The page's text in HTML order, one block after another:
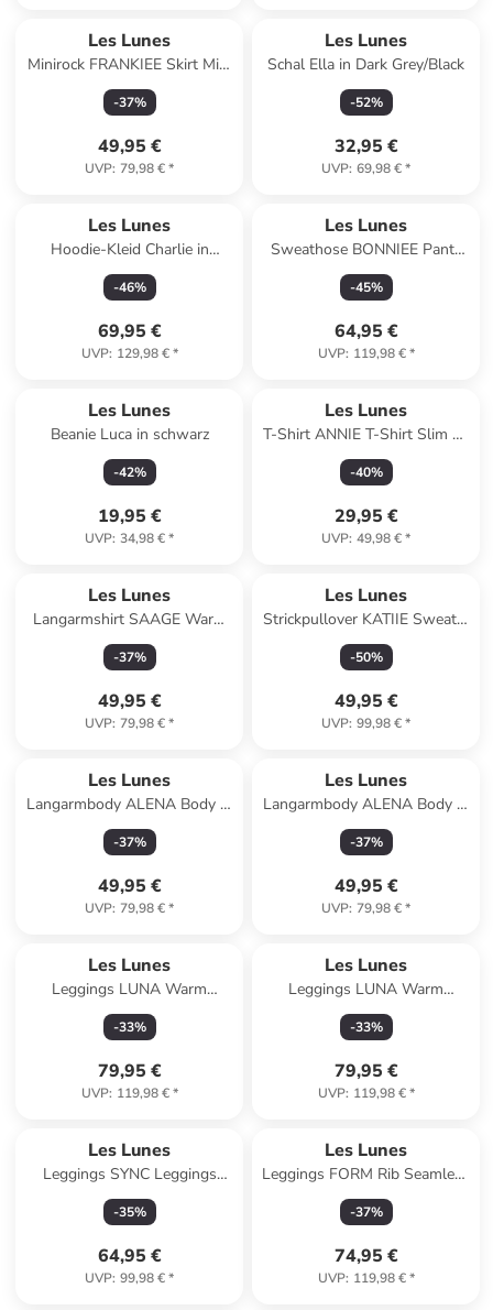
Les Lunes
Minirock FRANKIEE Skirt Mini
in schwarz
-37%
49,95 €
UVP: 79,98 €*
Les Lunes
Schal Ella in Dark Grey/Black
-52%
32,95 €
UVP: 69,98 €*
Les Lunes
Hoodie-Kleid Charlie in
schwarz
-46%
69,95 €
UVP: 129,98 €*
Les Lunes
Sweathose BONNIEE Pants
Wide Leg in schwarz
-45%
64,95 €
UVP: 119,98 €*
Les Lunes
Beanie Luca in schwarz
-42%
19,95 €
UVP: 34,98 €*
Les Lunes
T-Shirt ANNIE T-Shirt Slim Fit
in schwarz
-40%
29,95 €
UVP: 49,98 €*
Les Lunes
Langarmshirt SAAGE Warm
Thermo Longsleeve in Bright
White
-37%
49,95 €
UVP: 79,98 €*
Les Lunes
Strickpullover KATIIE Sweater
Fine Knit in schwarz
-50%
49,95 €
UVP: 99,98 €*
Les Lunes
Langarmbody ALENA Body in
light grey melange
-37%
49,95 €
UVP: 79,98 €*
Les Lunes
Langarmbody ALENA Body in
off-white
-37%
49,95 €
UVP: 79,98 €*
Les Lunes
Leggings LUNA Warm
Leggings Thermo in Mauve
Wine
-33%
79,95 €
UVP: 119,98 €*
Les Lunes
Leggings LUNA Warm
Leggings Thermo in schwarz
-33%
79,95 €
UVP: 119,98 €*
Les Lunes
Leggings SYNC Leggings
Seamless in schwarz
-35%
64,95 €
UVP: 99,98 €*
Les Lunes
Leggings FORM Rib Seamless
in schwarz
-37%
74,95 €
UVP: 119,98 €*